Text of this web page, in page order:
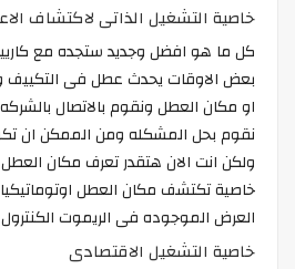
خاصية التشغيل الذاتى لاكتشاف
كل ما هو افضل وجديد ستجده مع كاريير
بعض الاوقات يحدث عطل فى التكييف
او مكان العطل ونقوم بالاتصال
نقوم بحل المشكله ومن الممكن ان
ولكن انت الان هتقدر تعرف مكان العطل
خاصية تكتشف مكان العطل
العرض الموجوده فى الريموت
خاصية التشغيل الاقتصادى